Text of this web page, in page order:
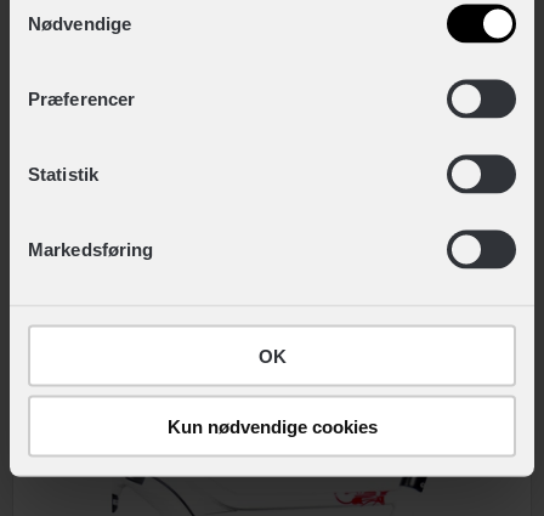
cookies til alle disse formål. Du kan også bruge
ændre det ved at klikke på linket "Brug af cookies"
Nødvendige
Præferencer
Statistik
Markedsføring
OK
Kun nødvendige cookies
FAHRER Berlin
Kompatibel med 65mm skærme
99,-
Click & Collect Skærme